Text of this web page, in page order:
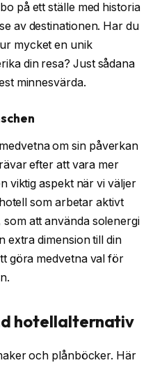
på ett ställe med historia
av destinationen. Har du
mycket en unik
din resa? Just sådana
minnesvärda.
om sin påverkan
efter att vara mer
viktig aspekt när vi väljer
som arbetar aktivt
som att använda solenergi
extra dimension till din
göra medvetna val för
hotellalternativ
och plånböcker. Här